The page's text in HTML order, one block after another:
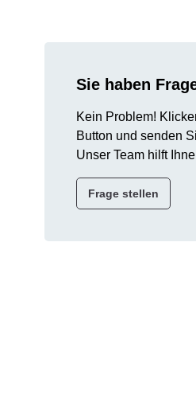
Sie haben
Kein Problem!
Button und senden
Unser Team hilft
Frage stellen